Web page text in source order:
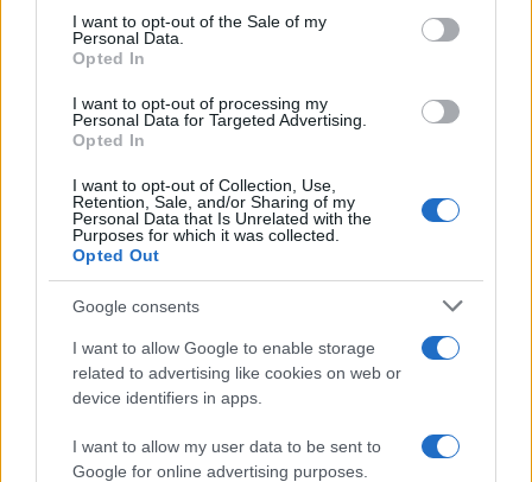
consent section.
I want to opt-out of the Sale of my
Personal Data.
Opted In
I want to opt-out of processing my
Personal Data for Targeted Advertising.
Opted In
I want to opt-out of Collection, Use,
Retention, Sale, and/or Sharing of my
Personal Data that Is Unrelated with the
Purposes for which it was collected.
Opted Out
Google consents
I want to allow Google to enable storage
related to advertising like cookies on web or
device identifiers in apps.
I want to allow my user data to be sent to
Google for online advertising purposes.
Condividi l'articolo
F
a
ce
b
o
o
k
T
w
it
te
r
Pi
n
te
re
st
W
h
at
A
p
p
S
h
a